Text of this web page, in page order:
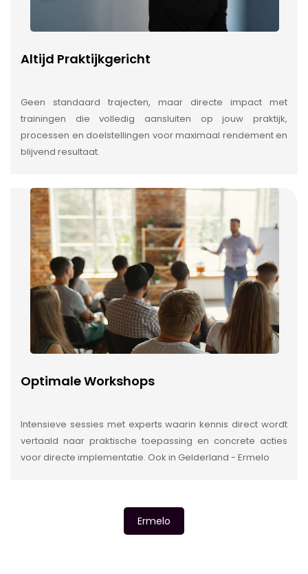
Altijd Praktijkgericht
Geen standaard trajecten, maar directe impact met
trainingen die volledig aansluiten op jouw praktijk,
processen en doelstellingen voor maximaal rendement en
blijvend resultaat.
Optimale Workshops
Intensieve sessies met experts waarin kennis direct wordt
vertaald naar praktische toepassing en concrete acties
voor directe implementatie. Ook in Gelderland - Ermelo
Ermelo